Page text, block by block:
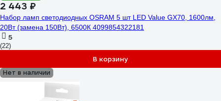
2 443 ₽
Набор ламп светодиодных OSRAM 5 шт LED Value GX70, 1600лм,
20Вт (замена 150Вт), 6500К 4099854322181
5
(22)
В корзину
Нет в наличии